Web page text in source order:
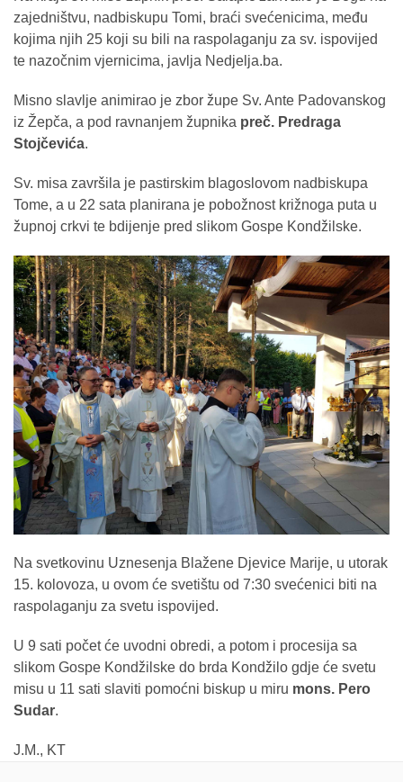
zajedništvu, nadbiskupu Tomi, braći svećenicima, među
kojima njih 25 koji su bili na raspolaganju za sv. ispovijed
te nazočnim vjernicima, javlja Nedjelja.ba.
Misno slavlje animirao je zbor župe Sv. Ante Padovanskog
iz Žepča, a pod ravnanjem župnika preč. Predraga
Stojčevića.
Sv. misa završila je pastirskim blagoslovom nadbiskupa
Tome, a u 22 sata planirana je pobožnost križnoga puta u
župnoj crkvi te bdijenje pred slikom Gospe Kondžilske.
Na svetkovinu Uznesenja Blažene Djevice Marije, u utorak
15. kolovoza, u ovom će svetištu od 7:30 svećenici biti na
raspolaganju za svetu ispovijed.
U 9 sati počet će uvodni obredi, a potom i procesija sa
slikom Gospe Kondžilske do brda Kondžilo gdje će svetu
misu u 11 sati slaviti pomoćni biskup u miru mons. Pero
Sudar.
J.M., KT